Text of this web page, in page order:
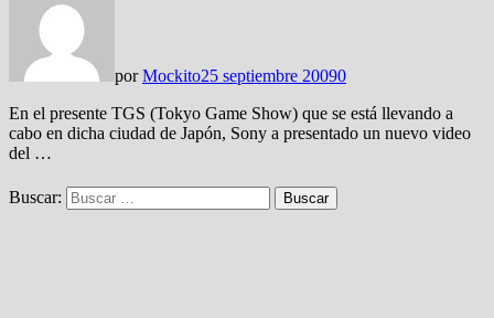
porMockito25 septiembre 20090
En el presente TGS (Tokyo Game Show) que se está llevando a
cabo en dicha ciudad de Japón, Sony a presentado un nuevo video
del …
Buscar: